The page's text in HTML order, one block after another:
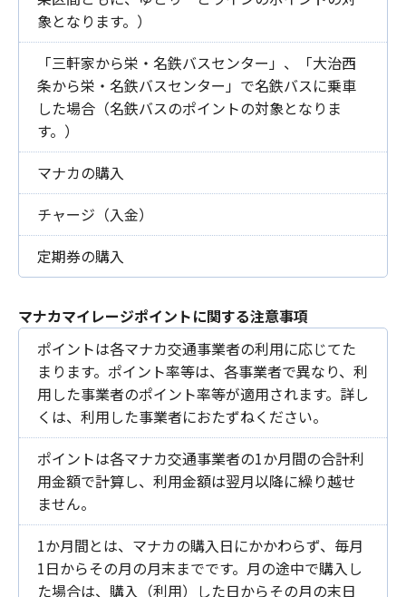
象となります。）
「三軒家から栄・名鉄バスセンター」、「大治西
条から栄・名鉄バスセンター」で名鉄バスに乗車
した場合（名鉄バスのポイントの対象となりま
す。）
マナカの購入
チャージ（入金）
定期券の購入
マナカマイレージポイントに関する注意事項
ポイントは各マナカ交通事業者の利用に応じてた
まります。ポイント率等は、各事業者で異なり、利
用した事業者のポイント率等が適用されます。詳し
くは、利用した事業者におたずねください。
ポイントは各マナカ交通事業者の1か月間の合計利
用金額で計算し、利用金額は翌月以降に繰り越せ
ません。
1か月間とは、マナカの購入日にかかわらず、毎月
1日からその月の月末までです。月の途中で購入し
た場合は、購入（利用）した日からその月の末日